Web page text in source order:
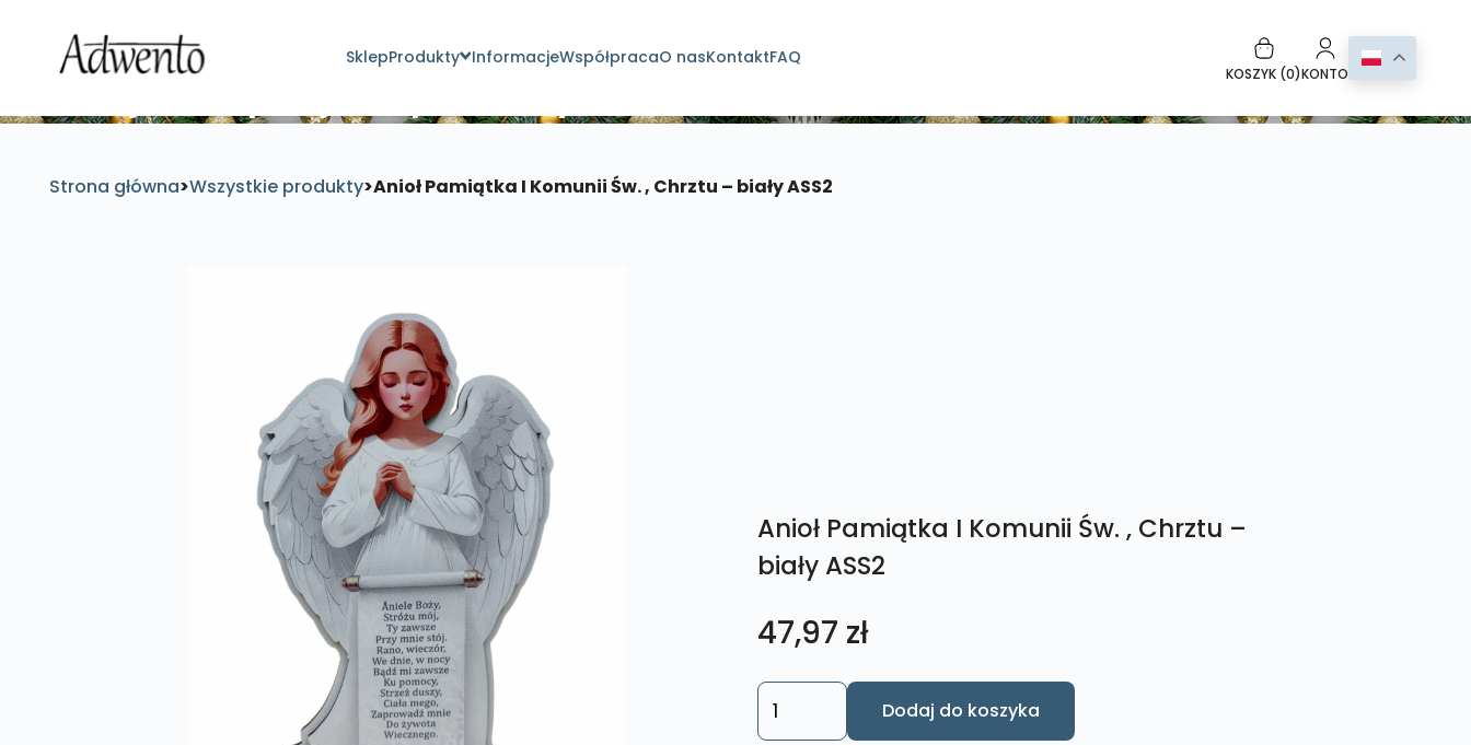
SklepProdukty InformacjeWspółpracaO nasKontaktFAQ
KOSZYK (0)KONTO
Strona główna>Wszystkie produkty>Anioł Pamiątka I Komunii Św. , Chrztu – biały ASS2
Anioł Pamiątka I Komunii Św. , Chrztu –
biały ASS2
47,97 zł
ilość
Anioł
Dodaj do koszyka